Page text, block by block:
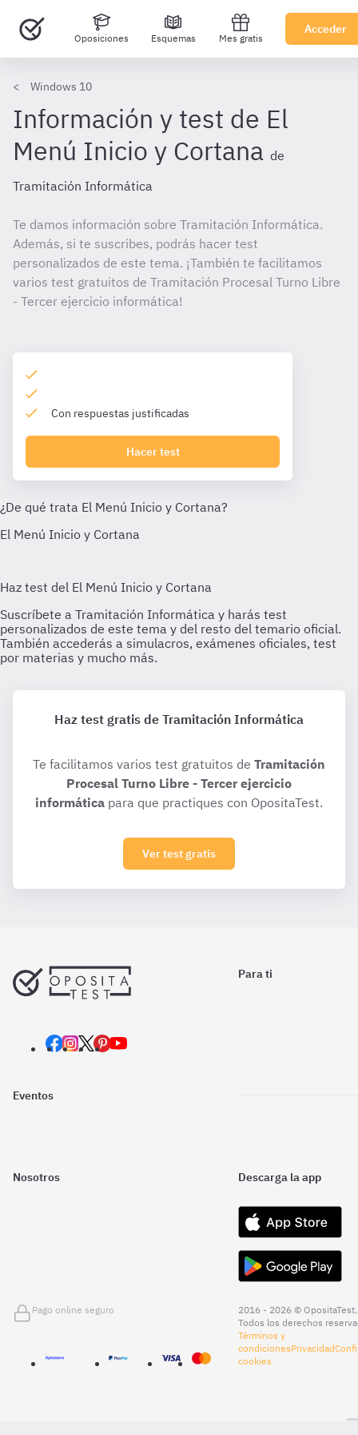
Oposiciones Esquemas Mes gratis
Acceder
Windows 10
Información y test de El
Menú Inicio y Cortana de
Tramitación Informática
Te damos información sobre Tramitación Informática.
Además, si te suscribes, podrás hacer test
personalizados de este tema. ¡También te facilitamos
varios test gratuitos de Tramitación Procesal Turno Libre
- Tercer ejercicio informática!
Con respuestas justificadas
Hacer test
Haz test gratis de Tramitación Informática
Te facilitamos varios test gratuitos de Tramitación
Procesal Turno Libre - Tercer ejercicio
informática para que practiques con OpositaTest.
Ver test gratis
Para ti
Eventos
Nosotros Descarga la app
Pago online seguro
2016 - 2026 © OpositaTest.
Todos los derechos
Términos y
condicionesPrivacidad
cookies